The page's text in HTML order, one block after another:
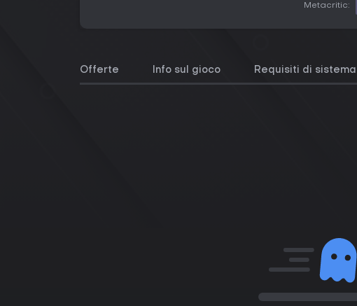
Metacritic:
Offerte Info sul gioco Requisiti di sistema